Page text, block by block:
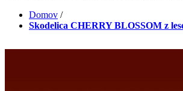
Domov /
Skodelica CHERRY BLOSSOM z